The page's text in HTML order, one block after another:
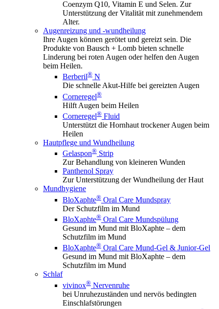
Coenzym Q10, Vitamin E und Selen. Zur
Unterstützung der Vitalität mit zunehmendem
Alter.
Augenreizung und -wundheilung
Ihre Augen können gerötet und gereizt sein. Die
Produkte von Bausch + Lomb bieten schnelle
Linderung bei roten Augen oder helfen den Augen
beim Heilen.
Berberil® N
Die schnelle Akut-Hilfe bei gereizten Augen
Corneregel®
Hilft Augen beim Heilen
Corneregel® Fluid
Unterstützt die Hornhaut trockener Augen beim
Heilen
Hautpflege und Wundheilung
Gelaspon® Strip
Zur Behandlung von kleineren Wunden
Panthenol Spray
Zur Unterstützung der Wundheilung der Haut
Mundhygiene
BloXaphte® Oral Care Mundspray
Der Schutzfilm im Mund
BloXaphte® Oral Care Mundspülung
Gesund im Mund mit BloXaphte – dem
Schutzfilm im Mund
BloXaphte® Oral Care Mund-Gel & Junior-Gel
Gesund im Mund mit BloXaphte – dem
Schutzfilm im Mund
Schlaf
vivinox® Nervenruhe
bei Unruhezuständen und nervös bedingten
Einschlafstörungen